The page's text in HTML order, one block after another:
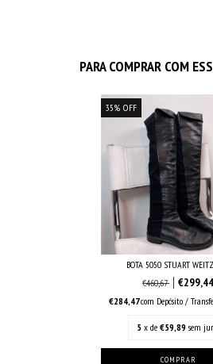
PARA COMPRAR COM
35% OFF
BOTA 5050 STUART
€460,67
€299,44
€284,47com Depósito /
5 x de €59,89 sem